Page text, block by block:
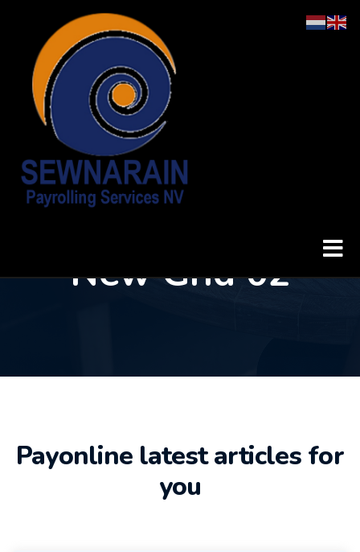
New Grid 02
Payonline latest articles for
you